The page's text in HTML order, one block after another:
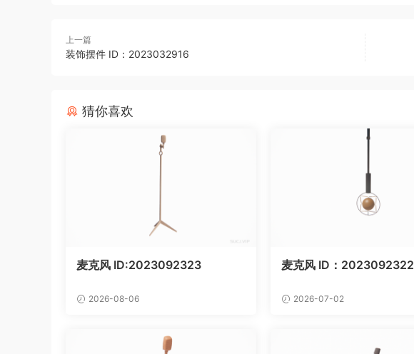
上一篇
装饰摆件 ID：2023032916
猜你喜欢
麦克风 ID:2023092323
2026-08-06
麦克风 ID：2023092322
2026-07-02